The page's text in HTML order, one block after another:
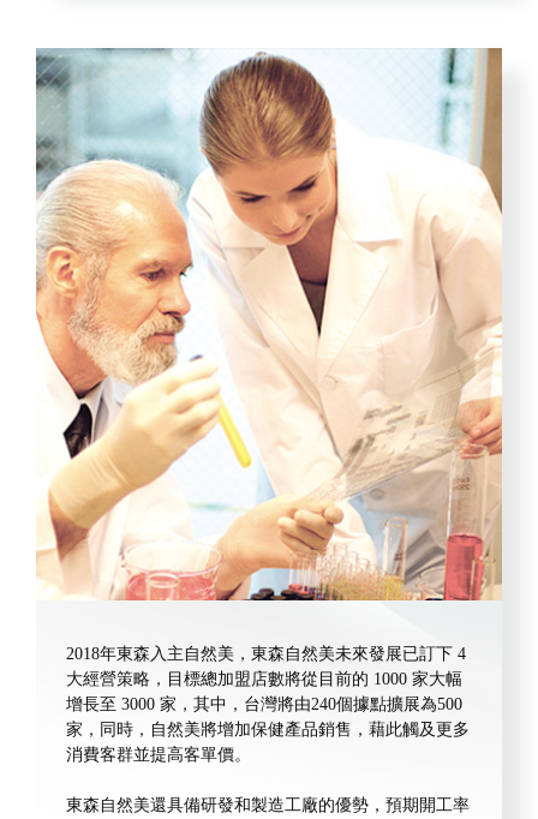
2018年東森入主自然美，東森自然美未來發展已訂下 4
大經營策略，目標總加盟店數將從目前的 1000 家大幅
增長至 3000 家，其中，台灣將由240個據點擴展為500
家，同時，自然美將增加保健產品銷售，藉此觸及更多
消費客群並提高客單價。
東森自然美還具備研發和製造工廠的優勢，預期開工率